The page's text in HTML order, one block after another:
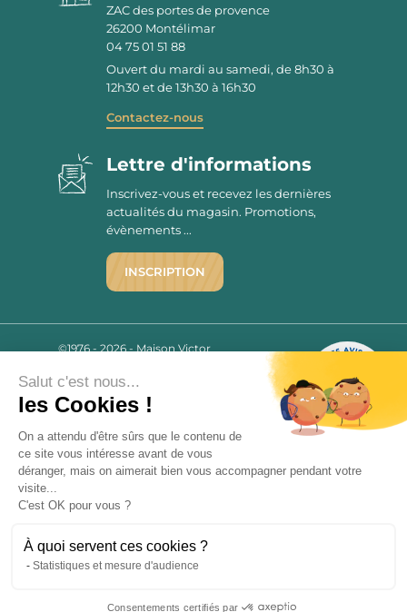
ZAC des portes de provence
26200 Montélimar
04 75 01 51 88
Ouvert du mardi au samedi, de 8h30 à
12h30 et de 13h30 à 16h30
Contactez-nous
2780 AVIS
9.7/10
Lettre d'informations
Inscrivez-vous et recevez les dernières
actualités du magasin. Promotions,
évènements ...
INSCRIPTION
©1976 - 2026 - Maison Victor
Mentions légales
C.G.V.
Politique de confidentialité
FAQ
Livraisons
Salut c'est nous...
les Cookies !
On a attendu d'être sûrs que le contenu de
ce site vous intéresse avant de vous
déranger, mais on aimerait bien vous accompagner pendant votre
visite...
C'est OK pour vous ?
À quoi servent ces cookies ?
Statistiques et mesure d'audience
Consentements certifiés par